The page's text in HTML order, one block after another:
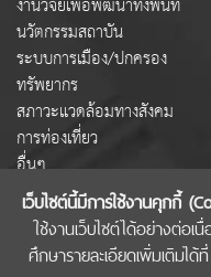
เว็บไซต์นี้มีการใช้งานคุกกี้
ใช้งานเว็บไซต์ได้อย่างต่อ
ศึกษารายละเอียดเพิ่มเติมได้ที่
นวัตกรรมสถาบัน
ระบบการเมือง/ปกครอง
ทรัพยากร
สภาวะแวดล้อมทางสังคม
การท่องเที่ยว
อื่นๆ
COPYRIGHT © 2022 สำนักงาน